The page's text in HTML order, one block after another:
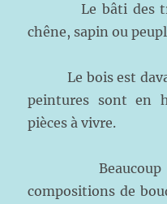
Le bâti des très
chêne, sapin ou
Le bois est
peintures sont en
pièces à vivre.
Beaucoup de
compositions de